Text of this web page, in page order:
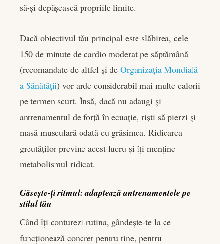
să-și depășească propriile limite.
Dacă obiectivul tău principal este slăbirea, cele
150 de minute de cardio moderat pe săptămână
(recomandate de altfel și de Organizația Mondială
a Sănătății) vor arde considerabil mai multe calorii
pe termen scurt. Însă, dacă nu adaugi și
antrenamentul de forță în ecuație, riști să pierzi și
masă musculară odată cu grăsimea. Ridicarea
greutăților previne acest lucru și îți menține
metabolismul ridicat.
Găsește-ți ritmul: adaptează antrenamentele pe
stilul tău
Când îți conturezi rutina, gândește-te la ce
funcționează concret pentru tine, pentru